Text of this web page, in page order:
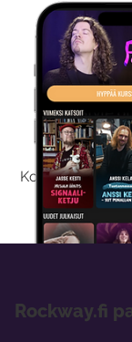
Kokeilemalla
Rockway.fi